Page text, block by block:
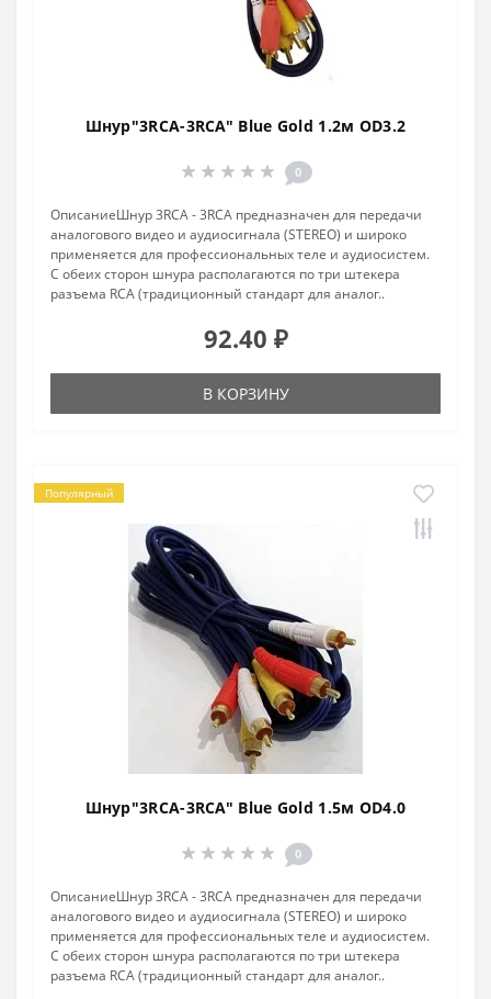
Шнур"3RCA-3RCA" Blue Gold 1.2м OD3.2
0
ОписаниеШнур 3RCA - 3RCA предназначен для передачи
аналогового видео и аудиосигнала (STEREO) и широко
применяется для профессиональных теле и аудиосистем.
С обеих сторон шнура располагаются по три штекера
разъема RCA (традиционный стандарт для аналог..
92.40 ₽
В КОРЗИНУ
Популярный
Шнур"3RCA-3RCA" Blue Gold 1.5м OD4.0
0
ОписаниеШнур 3RCA - 3RCA предназначен для передачи
аналогового видео и аудиосигнала (STEREO) и широко
применяется для профессиональных теле и аудиосистем.
С обеих сторон шнура располагаются по три штекера
разъема RCA (традиционный стандарт для аналог..